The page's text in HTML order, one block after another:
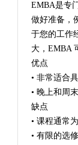
EMBA是专
做好准备，
于您的工作
大，EMBA
优点
• 非常适合
• 晚上和周
缺点
• 课程通常
• 有限的选